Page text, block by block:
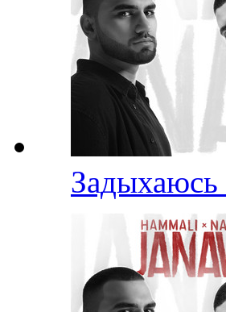
Задыхаюсь